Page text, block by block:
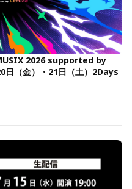
2026 supported by
（金）・21日（土）2Days